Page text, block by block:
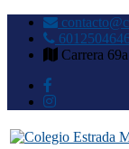
Carrera